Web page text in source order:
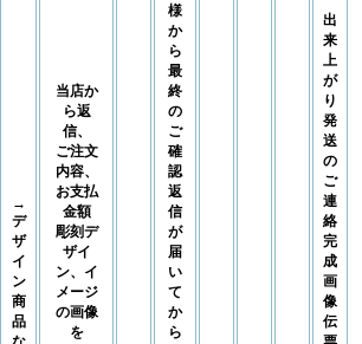
→
デ
ザ
イ
ン
商
品
当店か
ら返
信、
ご注文
内容、
お支払
金額
彫刻デ
ザイ
ン、イ
メージ
の画像
を
様
か
ら
最
終
の
ご
確
認
返
信
が
届
い
て
か
ら
出
来
上
が
り
発
送
の
ご
連
絡
完
成
画
像
伝